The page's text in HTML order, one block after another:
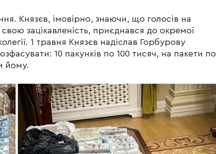
Князєв, імовірно, знаючи, що голосів на
зацікавленість, приєднався до окремої
1 травня Князєв надіслав Горбурову
10 пакунків по 100 тисяч, на пакети по
йому.